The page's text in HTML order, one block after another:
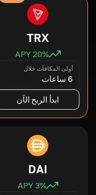
TRX
20% APY
أولى المكافآت خلال
6 ساعات
ابدأ الربح الآن
DAI
3% APY